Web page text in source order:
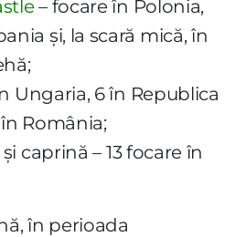
– focare în Polonia,
și, la scară mică, în
Ungaria, 6 în Republica
România;
și caprină – 13 focare în
în perioada